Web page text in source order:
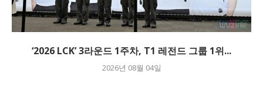
‘2026 LCK’ 3라운드 1주차, T1 레전드 그룹 1위...
2026년 08월 04일